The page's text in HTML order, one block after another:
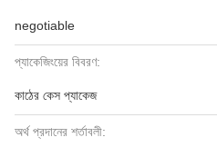
negotiable
প্যাকেজিংয়ের বিবরণ:
কাঠের কেস প্যাকেজ
অর্থ প্রদানের শর্তাবলী: